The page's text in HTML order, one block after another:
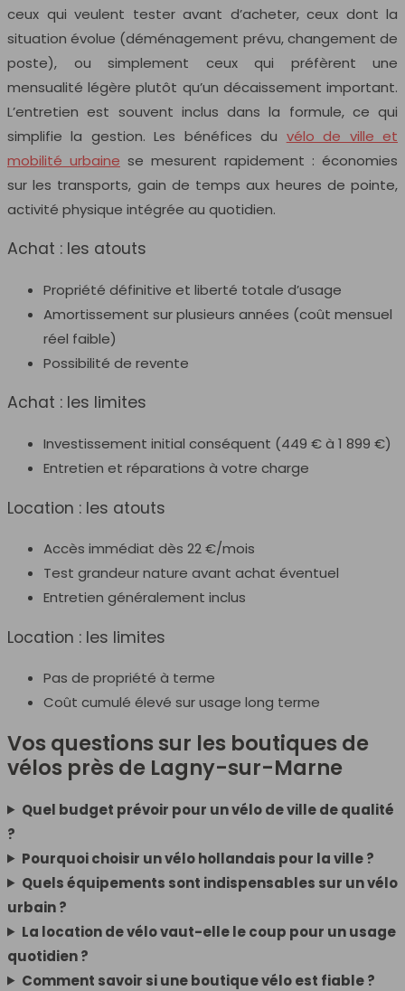
ceux qui veulent tester avant d’acheter, ceux dont la
situation évolue (déménagement prévu, changement de
poste), ou simplement ceux qui préfèrent une
mensualité légère plutôt qu’un décaissement important.
L’entretien est souvent inclus dans la formule, ce qui
simplifie la gestion. Les bénéfices du vélo de ville et
mobilité urbaine se mesurent rapidement : économies
sur les transports, gain de temps aux heures de pointe,
activité physique intégrée au quotidien.
Achat : les atouts
Propriété définitive et liberté totale d’usage
Amortissement sur plusieurs années (coût mensuel
réel faible)
Possibilité de revente
Achat : les limites
Investissement initial conséquent (449 € à 1 899 €)
Entretien et réparations à votre charge
Location : les atouts
Accès immédiat dès 22 €/mois
Test grandeur nature avant achat éventuel
Entretien généralement inclus
Location : les limites
Pas de propriété à terme
Coût cumulé élevé sur usage long terme
Vos questions sur les boutiques de
vélos près de Lagny-sur-Marne
Quel budget prévoir pour un vélo de ville de qualité
?
Pourquoi choisir un vélo hollandais pour la ville ?
Quels équipements sont indispensables sur un vélo
urbain ?
La location de vélo vaut-elle le coup pour un usage
quotidien ?
Comment savoir si une boutique vélo est fiable ?